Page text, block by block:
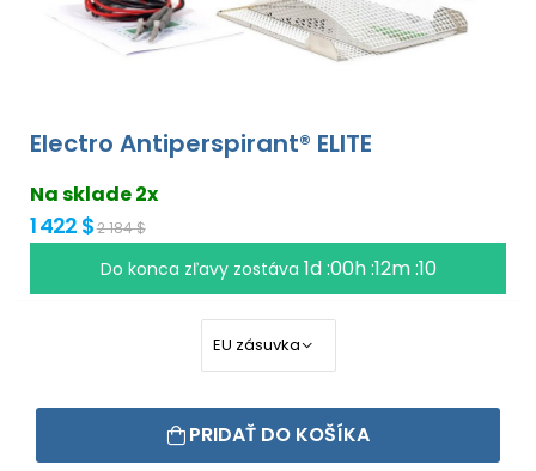
Electro Antiperspirant® ELITE
Na sklade 2x
1 422 $2 184 $
Do konca zľavy zostáva 1d :00h :12m :09
PRIDAŤ DO KOŠÍKA